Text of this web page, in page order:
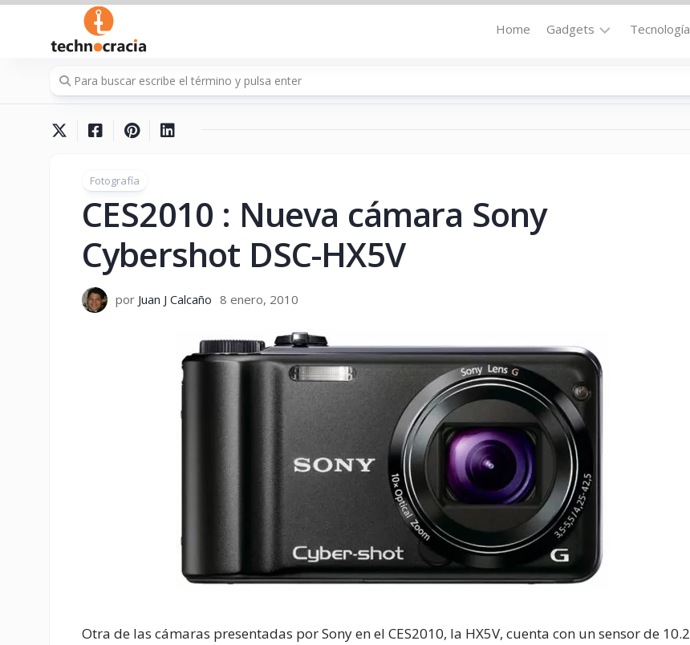
Saltar
contenido
Home Gadgets Tecnología
Fotografía
CES2010 : Nueva cámara Sony
Cybershot DSC-HX5V
por Juan J Calcaño 8 enero, 2010
Otra de las cámaras presentadas por Sony en el CES2010, la HX5V, cuenta con un sensor de 10.2